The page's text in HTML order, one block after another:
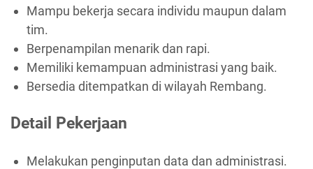
Mampu bekerja secara individu maupun dalam
tim.
Berpenampilan menarik dan rapi.
Memiliki kemampuan administrasi yang baik.
Bersedia ditempatkan di wilayah Rembang.
Detail Pekerjaan
Melakukan penginputan data dan administrasi.